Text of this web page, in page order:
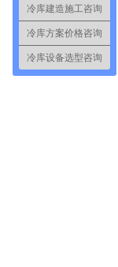
冷库建造施工咨询
冷库方案价格咨询
冷库设备选型咨询